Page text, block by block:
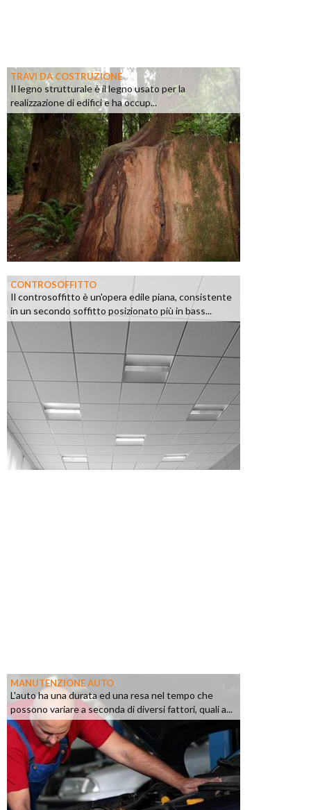
TRAVI DA COSTRUZIONE
Il legno strutturale è il legno usato per la
realizzazione di edifici e ha occup...
CONTROSOFFITTO
Il controsoffitto è un'opera edile piana, consistente
in un secondo soffitto posizionato più in bass...
MANUTENZIONE AUTO
L'auto ha una durata ed una resa nel tempo che
possono variare a seconda di diversi fattori, quali a...